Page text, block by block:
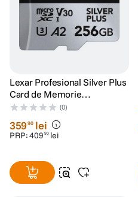
ulanzi
9 insta 360
Lexar Profesional Silver Plus
Card de Memorie
microSDXC 256GB UHS-I
(0)
35990 lei
PRP:409 90 lei